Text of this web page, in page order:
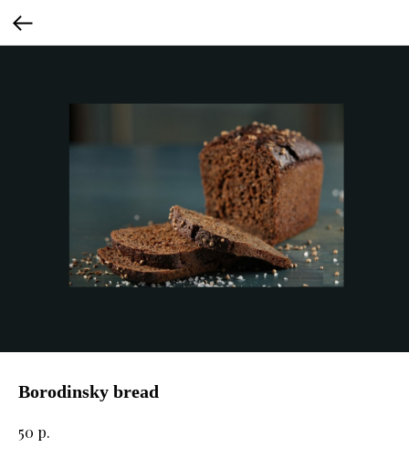
Borodinsky bread
50 р.